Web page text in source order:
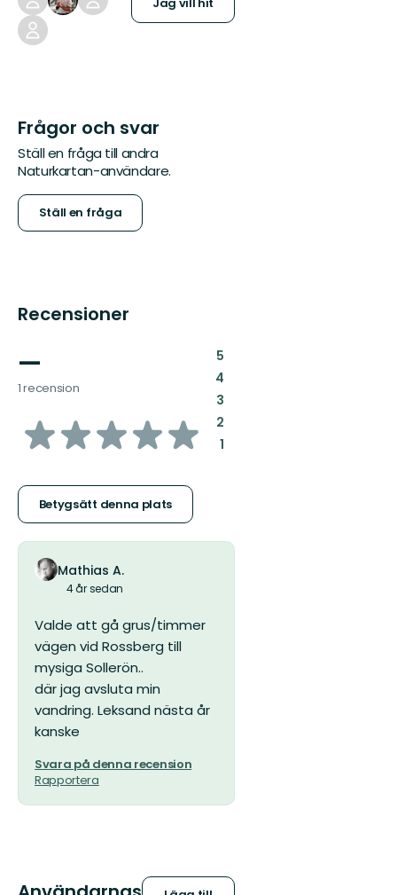
Jag vill hit
Frågor och svar
Ställ en fråga till andra
Naturkartan-användare.
Ställ en fråga
Recensioner
—
1 recension
av
stjärnor
Betygsätt denna plats
5:
4:
3:
2:
1:
Mathias A.
4 år sedan
Valde att gå grus/timmer
vägen vid Rossberg till
mysiga Sollerön..
där jag avsluta min
vandring. Leksand nästa år
kanske
Svara på denna recension
Rapportera